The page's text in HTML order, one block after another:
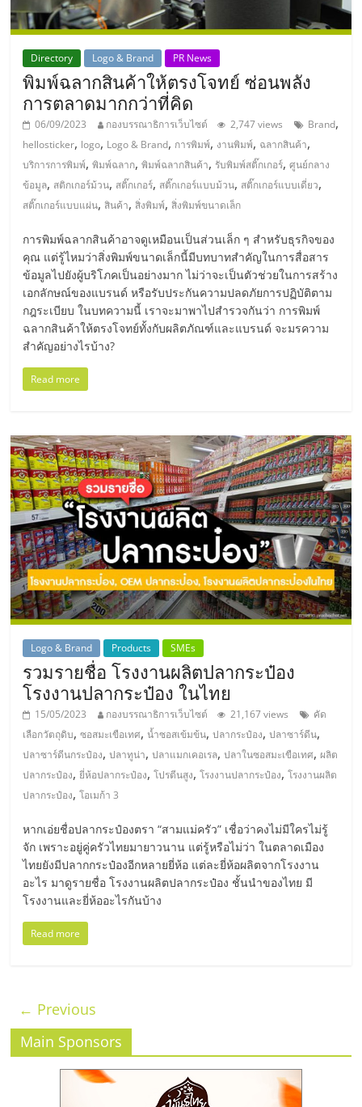
Directory Logo & Brand PR News
พิมพ์ฉลากสินค้าให้ตรงโจทย์ ซ่อนพลัง
การตลาดมากกว่าที่คิด
06/09/2023 กองบรรณาธิการเว็บไซต์ 2,747 views Brand,
hellosticker, logo, Logo & Brand, การพิมพ์, งานพิมพ์, ฉลากสินค้า,
บริการการพิมพ์,พิมพ์ฉลาก,พิมพ์ฉลากสินค้า, รับพิมพ์สติ๊กเกอร์,ศูนย์กลาง
ข้อมูล, สติกเกอร์ม้วน, สติ๊กเกอร์, สติ๊กเกอร์แบบม้วน, สติ๊กเกอร์แบบเดี่ยว,
สติ๊กเกอร์แบบแผ่น,สินค้า,สิ่งพิมพ์,สิ่งพิมพ์ขนาดเล็ก
การพิมพ์ฉลากสินค้าอาจดูเหมือนเป็นส่วนเล็ก ๆ สำหรับธุรกิจของ
คุณ แต่รู้ไหมว่าสิ่งพิมพ์ขนาดเล็กนี้มีบทบาทสำคัญในการสื่อสาร
ข้อมูลไปยังผู้บริโภคเป็นอย่างมาก ไม่ว่าจะเป็นตัวช่วยในการสร้าง
เอกลักษณ์ของแบรนด์ หรือรับประกันความปลดภัยการปฏิบัติตาม
กฎระเบียบ ในบทความนี้ เราจะมาพาไปสำรวจกันว่า การพิมพ์
ฉลากสินค้าให้ตรงโจทย์ทั้งกับผลิตภัณฑ์และแบรนด์ จะมรความ
สำคัญอย่างไรบ้าง?
Read more
Logo & Brand Products SMEs
รวมรายชื่อ โรงงานผลิตปลากระป๋อง
โรงงานปลากระป๋อง ในไทย
15/05/2023 กองบรรณาธิการเว็บไซต์ 21,167 views
คัด
เลือกวัตถุดิบ,ซอสมะเขือเทศ,น้ำซอสเข้มข้น,ปลากระป๋อง,ปลาซาร์ดีน,
ปลาซาร์ดีนกระป๋อง,ปลาทูน่า,ปลาแมกเคอเรล,ปลาในซอสมะเขือเทศ,ผลิต
ปลากระป๋อง,ยี่ห้อปลากระป๋อง,โปรตีนสูง,โรงงานปลากระป๋อง,โรงงานผลิต
ปลากระป๋อง,โอเมก้า 3
หากเอ่ยชื่อปลากระป๋องตรา “สามแม่ครัว” เชื่อว่าคงไม่มีใครไม่รู้
จัก เพราะอยู่คู่ครัวไทยมายาวนาน แต่รู้หรือไม่ว่า ในตลาดเมือง
ไทยยังมีปลากกระป๋องอีกหลายยี่ห้อ แต่ละยี่ห้อผลิตจากโรงงาน
อะไร มาดูรายชื่อ โรงงานผลิตปลากระป๋อง ชั้นนำของไทย มี
โรงงานและยี่ห้ออะไรกันบ้าง
Read more
← Previous
Main Sponsors